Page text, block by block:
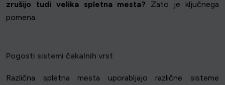
zrušijo tudi velika spletna mesta? Zato je ključnega
pomena.
Pogosti sistemi čakalnih vrst
Različna spletna mesta uporabljajo različne sisteme